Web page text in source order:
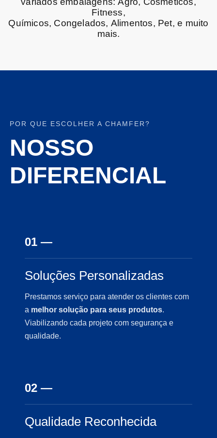
Fitness,
Químicos, Congelados, Alimentos, Pet, e muito
mais.
POR QUE ESCOLHER A CHAMFER?
NOSSO
DIFERENCIAL
01 —
Soluções Personalizadas
Prestamos serviço para atender os clientes com
a melhor solução para seus produtos.
Viabilizando cada projeto com segurança e
qualidade.
02 —
Qualidade Reconhecida